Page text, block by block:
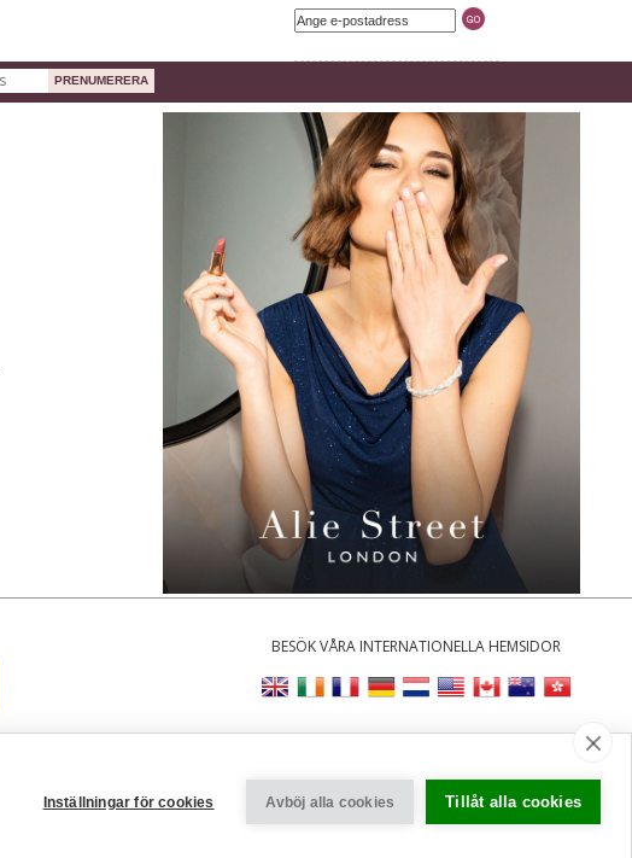
BESÖK VÅRA INTERNATIONELLA HEMSIDOR
Inställningar för cookies Avböj alla cookies Tillåt alla cookies